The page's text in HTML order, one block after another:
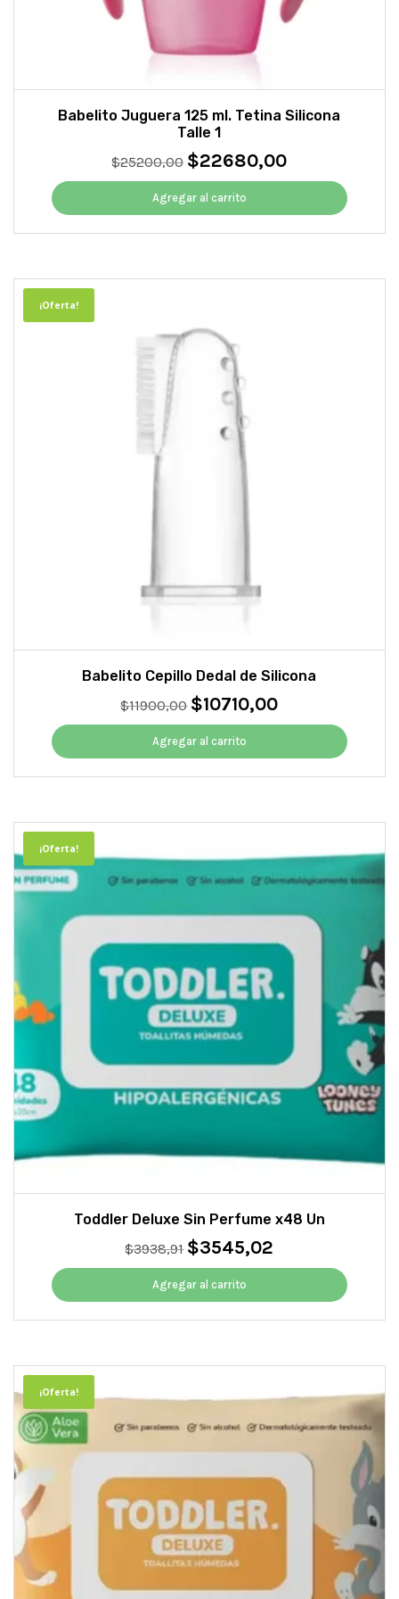
Babelito Juguera 125 ml. Tetina Silicona
Talle 1
$25200,00 El
precio
original
era:
$25200,00.
$22680,00El
precio
es:
$22680,00.
Agregar al carrito
¡Oferta!
Babelito Cepillo Dedal de Silicona
$11900,00 El
precio
original
era:
$11900,00.
$10710,00El
precio
es:
$10710,00.
Agregar al carrito
¡Oferta!
Toddler Deluxe Sin Perfume x48 Un
$3938,91 El
precio
original
era:
$3938,91.
$3545,02
precio
es:
$3545,02.
Agregar al carrito
¡Oferta!